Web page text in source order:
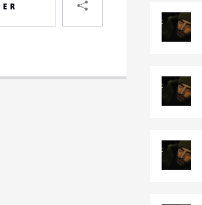
DESTINATAIRE
VOTRE
DESTINATAIRE